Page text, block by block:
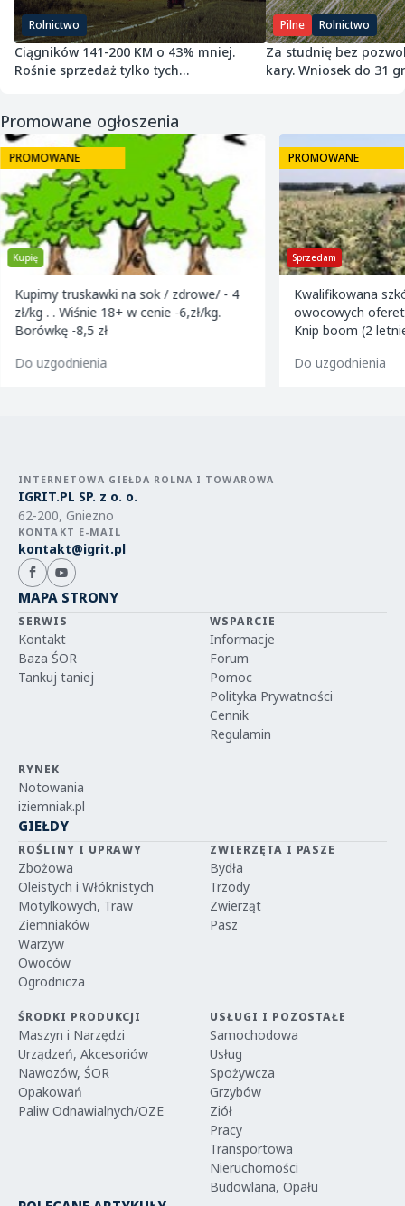
Rolnictwo
Ciągników 141-200 KM o 43% mniej.
Rośnie sprzedaż tylko tych
Pilne Rolnictwo
Za studnię bez
kary. Wniosek do 31
Promowane ogłoszenia
Kupię
PROMOWANE
Kupimy truskawki na sok / zdrowe/ - 4
zł/kg . . Wiśnie 18+ w cenie -6,zł/kg.
Borówkę -8,5 zł
Do uzgodnienia
Sprzedam
PROMOWANE
Kwalifikowana
owocowych
Knip boom (2
m9 -paulared m9/
Do uzgodnienia
INTERNETOWA GIEŁDA ROLNA I TOWAROWA
IGRIT.PL SP. z o. o.
62-200, Gniezno
KONTAKT E-MAIL
kontakt@igrit.pl
MAPA STRONY
SERWIS
Kontakt
Baza ŚOR
Tankuj taniej
WSPARCIE
Informacje
Forum
Pomoc
Polityka Prywatności
Cennik
Regulamin
RYNEK
Notowania
iziemniak.pl
GIEŁDY
ROŚLINY I UPRAWY
Zbożowa
Oleistych i Włóknistych
Motylkowych, Traw
Ziemniaków
Warzyw
Owoców
Ogrodnicza
ZWIERZĘTA I PASZE
Bydła
Trzody
Zwierząt
Pasz
ŚRODKI PRODUKCJI
Maszyn i Narzędzi
Urządzeń, Akcesoriów
Nawozów, ŚOR
Opakowań
Paliw Odnawialnych/OZE
USŁUGI I POZOSTAŁE
Samochodowa
Usług
Spożywcza
Grzybów
Ziół
Pracy
Transportowa
Nieruchomości
Budowlana, Opału